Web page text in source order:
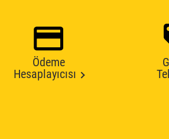
Ödeme
Hesaplayıcısı